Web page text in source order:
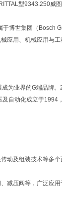
型9343.250威
博世集团（Bosch
应用、机械应用与工
为业界的G端品牌
自动化成立于
动及组装技术等多
减压阀等，广泛应